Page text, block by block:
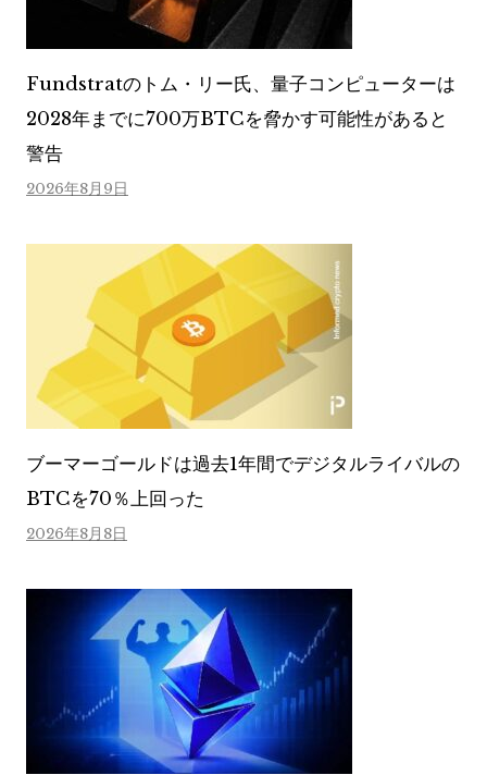
Fundstratのトム・リー氏、量子コンピューターは
2028年までに700万BTCを脅かす可能性があると
警告
2026年8月9日
ブーマーゴールドは過去1年間でデジタルライバルの
BTCを70％上回った
2026年8月8日